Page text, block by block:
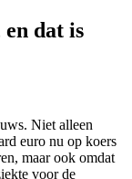
dat is
Niet alleen
euro nu op koers
maar ook omdat
voor de